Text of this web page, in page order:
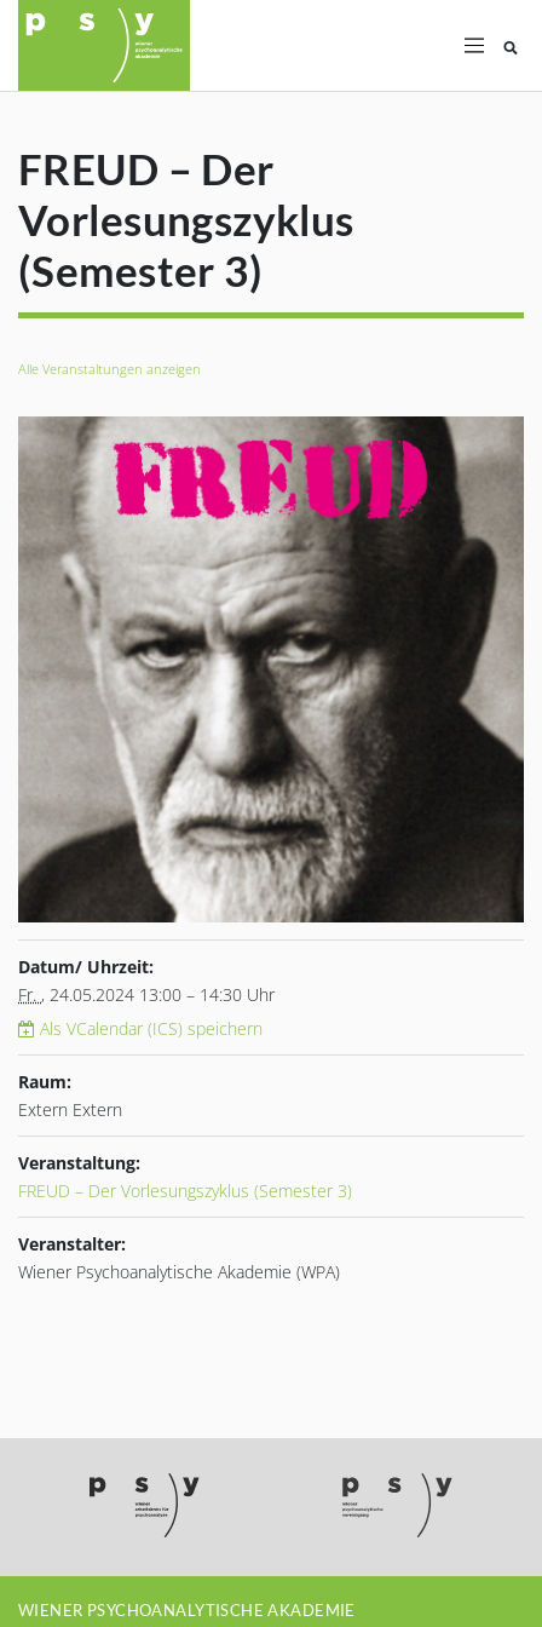
FREUD – Der
Vorlesungszyklus
(Semester 3)
Alle Veranstaltungen anzeigen
Datum/ Uhrzeit:
Fr. , 24.05.2024 13:00 – 14:30 Uhr
Als VCalendar (ICS) speichern
Raum:
Extern Extern
Veranstaltung:
FREUD – Der Vorlesungszyklus (Semester 3)
Veranstalter:
Wiener Psychoanalytische Akademie (WPA)
WIENER PSYCHOANALYTISCHE AKADEMIE